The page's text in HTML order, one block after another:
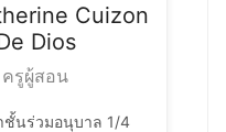
Cuizon
Dios
ครูผู้สอน
ชั้นร่วมอนุบาล 1/4